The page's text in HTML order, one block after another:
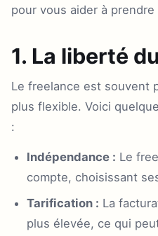
pour vous aider à
1. La liberté
Le freelance est souvent
plus flexible. Voici
:
Indépendance : Le
compte, choisissant
Tarification : La
plus élevée, ce qui